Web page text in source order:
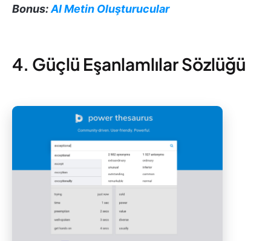
Bonus:AI Metin Oluşturucular
4. Güçlü Eşanlamlılar Sözlüğü